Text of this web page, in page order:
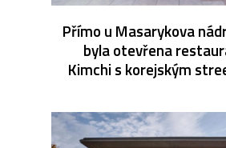
Přímo u Masarykova
byla otevřena
Kimchi s korejským